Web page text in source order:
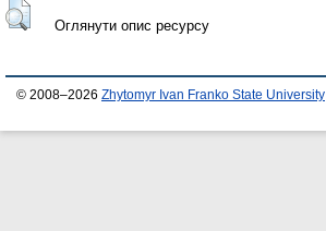
Оглянути опис ресурсу
© 2008–2026 Zhytomyr Ivan Franko State University